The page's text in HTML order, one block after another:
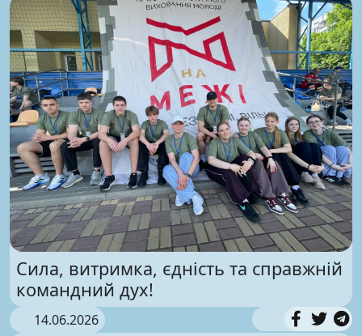
Сила, витримка, єдність та справжній
командний дух!
14.06.2026